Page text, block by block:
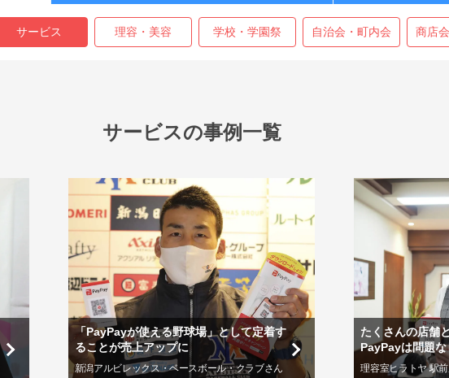
サービス 理容・美容 学校・学園祭 自治会・町内会​ 商店
サービスの事例一覧
「PayPayが使える野球場」として定着す
ることが売上アップに
新潟アルビレックス・ベースボール・クラブさん
たくさんの店舗
PayPayは問題な
理容室ヒラトヤ 駅